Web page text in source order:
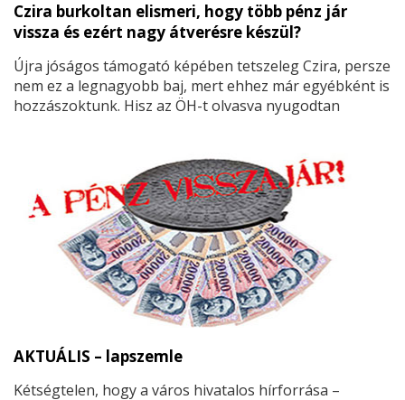
Czira burkoltan elismeri, hogy több pénz jár
vissza és ezért nagy átverésre készül?
Újra jóságos támogató képében tetszeleg Czira, persze
nem ez a legnagyobb baj, mert ehhez már egyébként is
hozzászoktunk. Hisz az ÖH-t olvasva nyugodtan
azt is. Fenti logika mentén és az ÖH sugallatai alapján
persze oda is eljuthatnánk, hogy a természeti
katasztrófák előidézői pedig az ellenzéki képviselők és
szavazók…Persze csak eljuthatnánk, ha mindnyájan
gondolkodás nélkül „bekajálnánk” a propagandát,
és a józan eszünket nem használnánk. Bizony a
Heti Hírek létezése is – mely igencsak csípi
egyesek szemét – azt bizonyítja, hogy használjuk
az eszünket és hála Istennek ezzel egyre többen
vagyunk!
AKTUÁLIS – lapszemle
Kétségtelen, hogy a város hivatalos hírforrása –